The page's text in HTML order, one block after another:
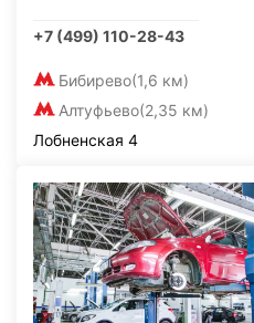
+7 (499) 110-28-43
Бибирево(1,6 км)
Алтуфьево(2,35 км)
Лобненская 4